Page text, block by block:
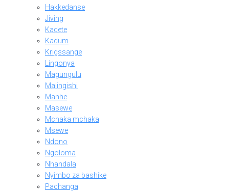
Hakkedanse
Jiving
Kadete
Kadum
Krigssange
Lingonya
Magungulu
Malingishi
Manhe
Masewe
Mchaka mchaka
Msewe
Ndono
Ngoloma
Nhandala
Nyimbo za bashike
Pachanga